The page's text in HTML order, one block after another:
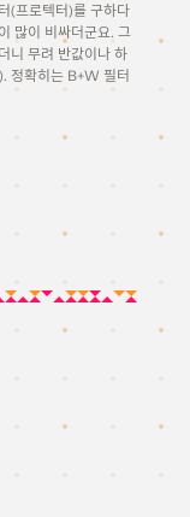
(프로텍터)를 구하다
많이 비싸더군요. 그
니 무려 반값이나 하
정확히는 B+W 필터